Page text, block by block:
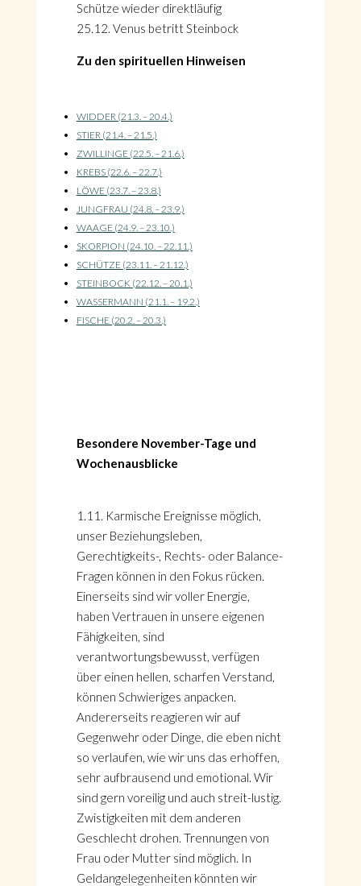
Schütze wieder direktläufig
25.12. Venus betritt Steinbock
Zu den spirituellen Hinweisen
WIDDER (21.3. – 20.4.)
STIER (21.4. – 21.5.)
ZWILLINGE (22.5. – 21.6.)
KREBS (22.6. – 22.7.)
LÖWE (23.7. – 23.8.)
JUNGFRAU (24.8. – 23.9.)
WAAGE (24.9. – 23.10.)
SKORPION (24.10. – 22.11.)
SCHÜTZE (23.11. – 21.12.)
STEINBOCK (22.12. – 20.1.)
WASSERMANN (21.1. – 19.2.)
FISCHE (20.2. – 20.3.)
Besondere November-Tage und
Wochenausblicke
1.11. Karmische Ereignisse möglich,
unser Beziehungsleben,
Gerechtigkeits-, Rechts- oder Balance-
Fragen können in den Fokus rücken.
Einerseits sind wir voller Energie,
haben Vertrauen in unsere eigenen
Fähigkeiten, sind
verantwortungsbewusst, verfügen
über einen hellen, scharfen Verstand,
können Schwieriges anpacken.
Andererseits reagieren wir auf
Gegenwehr oder Dinge, die eben nicht
so verlaufen, wie wir uns das erhoffen,
sehr aufbrausend und emotional. Wir
sind gern voreilig und auch streit-lustig.
Zwistigkeiten mit dem anderen
Geschlecht drohen. Trennungen von
Frau oder Mutter sind möglich. In
Geldangelegenheiten könnten wir